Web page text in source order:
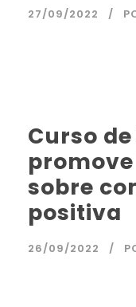
27/09/2022
Curso
sobre
positiva
26/09/2022